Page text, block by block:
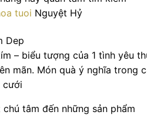
tuoi Nguyệt Hỷ
– biểu tượng của 1 tình yêu
mãn. Món quà ý nghĩa trong
cưới
tâm đến những sản phẩm